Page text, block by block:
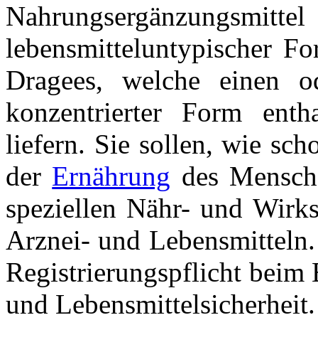
lebensmitteluntypischer
Dragees, welche einen
konzentrierter Form
liefern. Sie sollen, wie
der Ernährung des
speziellen Nähr- und
Arznei- und
Registrierungspflicht beim
und Lebensmittelsicherheit.